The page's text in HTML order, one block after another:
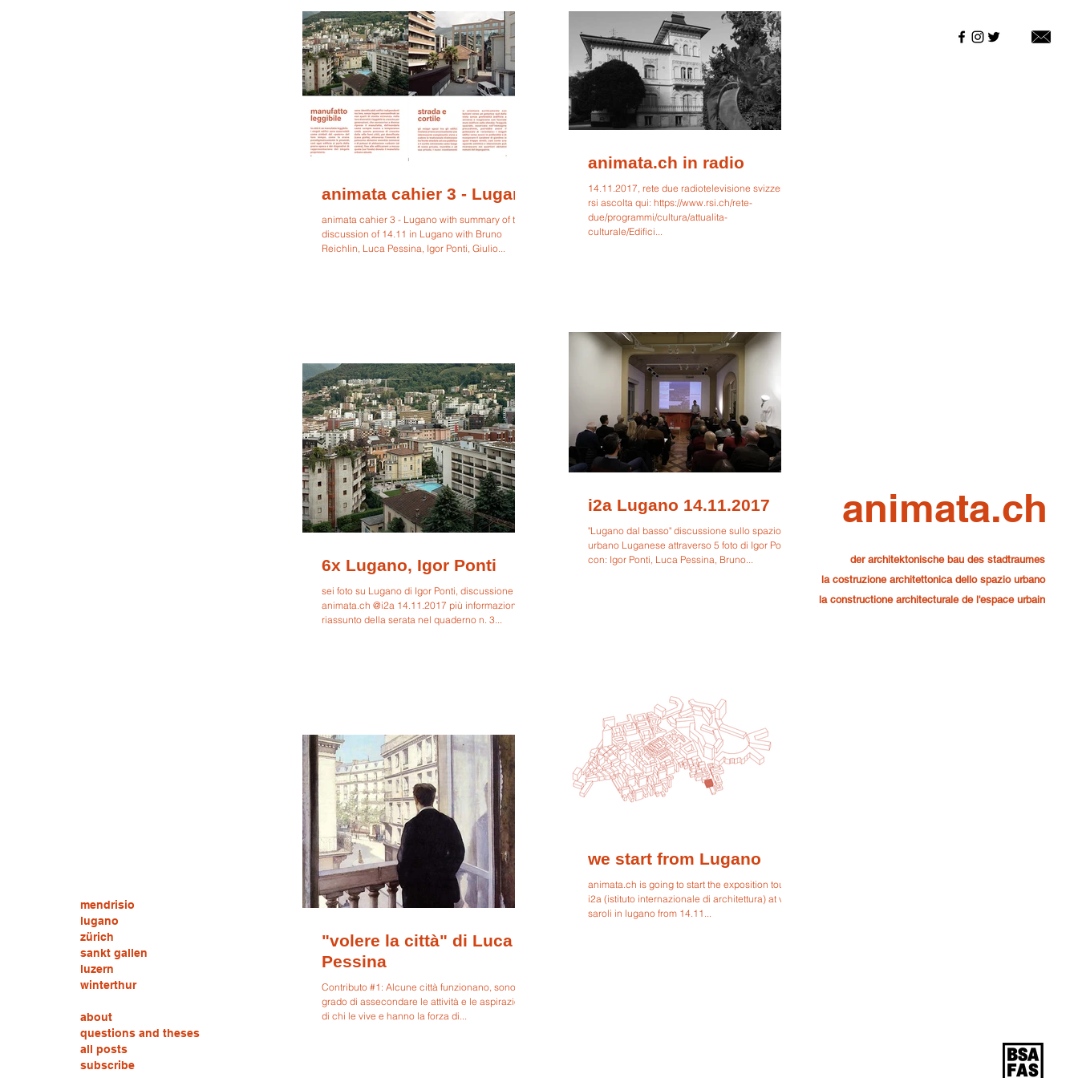
animata.ch
der architektonische bau des stadtraumes
la costruzione architettonica dello spazio urbano
la constructione architecturale de l'espace urbain
animata cahier 3 - Lugano
animata cahier 3 - Lugano with summary of the
discussion of 14.11 in Lugano with Bruno
Reichlin, Luca Pessina, Igor Ponti, Giulio...
animata.ch in radio
14.11.2017, rete due radiotelevisione svizzera
rsi ascolta qui: https://www.rsi.ch/rete-
due/programmi/cultura/attualita-
culturale/Edifici...
6x Lugano, Igor Ponti
sei foto su Lugano di Igor Ponti, discussione
animata.ch @i2a 14.11.2017 più informazioni e il
riassunto della serata nel quaderno n. 3...
i2a Lugano 14.11.2017
"Lugano dal basso" discussione sullo spazio
urbano Luganese attraverso 5 foto di Igor Ponti
con: Igor Ponti, Luca Pessina, Bruno...
"volere la città" di Luca
Pessina
Contributo #1: Alcune città funzionano, sono in
grado di assecondare le attività e le aspirazioni
di chi le vive e hanno la forza di...
we start from Lugano
animata.ch is going to start the exposition tour at
i2a (istituto internazionale di architettura) at villa
saroli in lugano from 14.11...
about
all posts
lugano
winterthur
sankt gallen
zürich
luzern
mendrisio
subscribe
questions and theses